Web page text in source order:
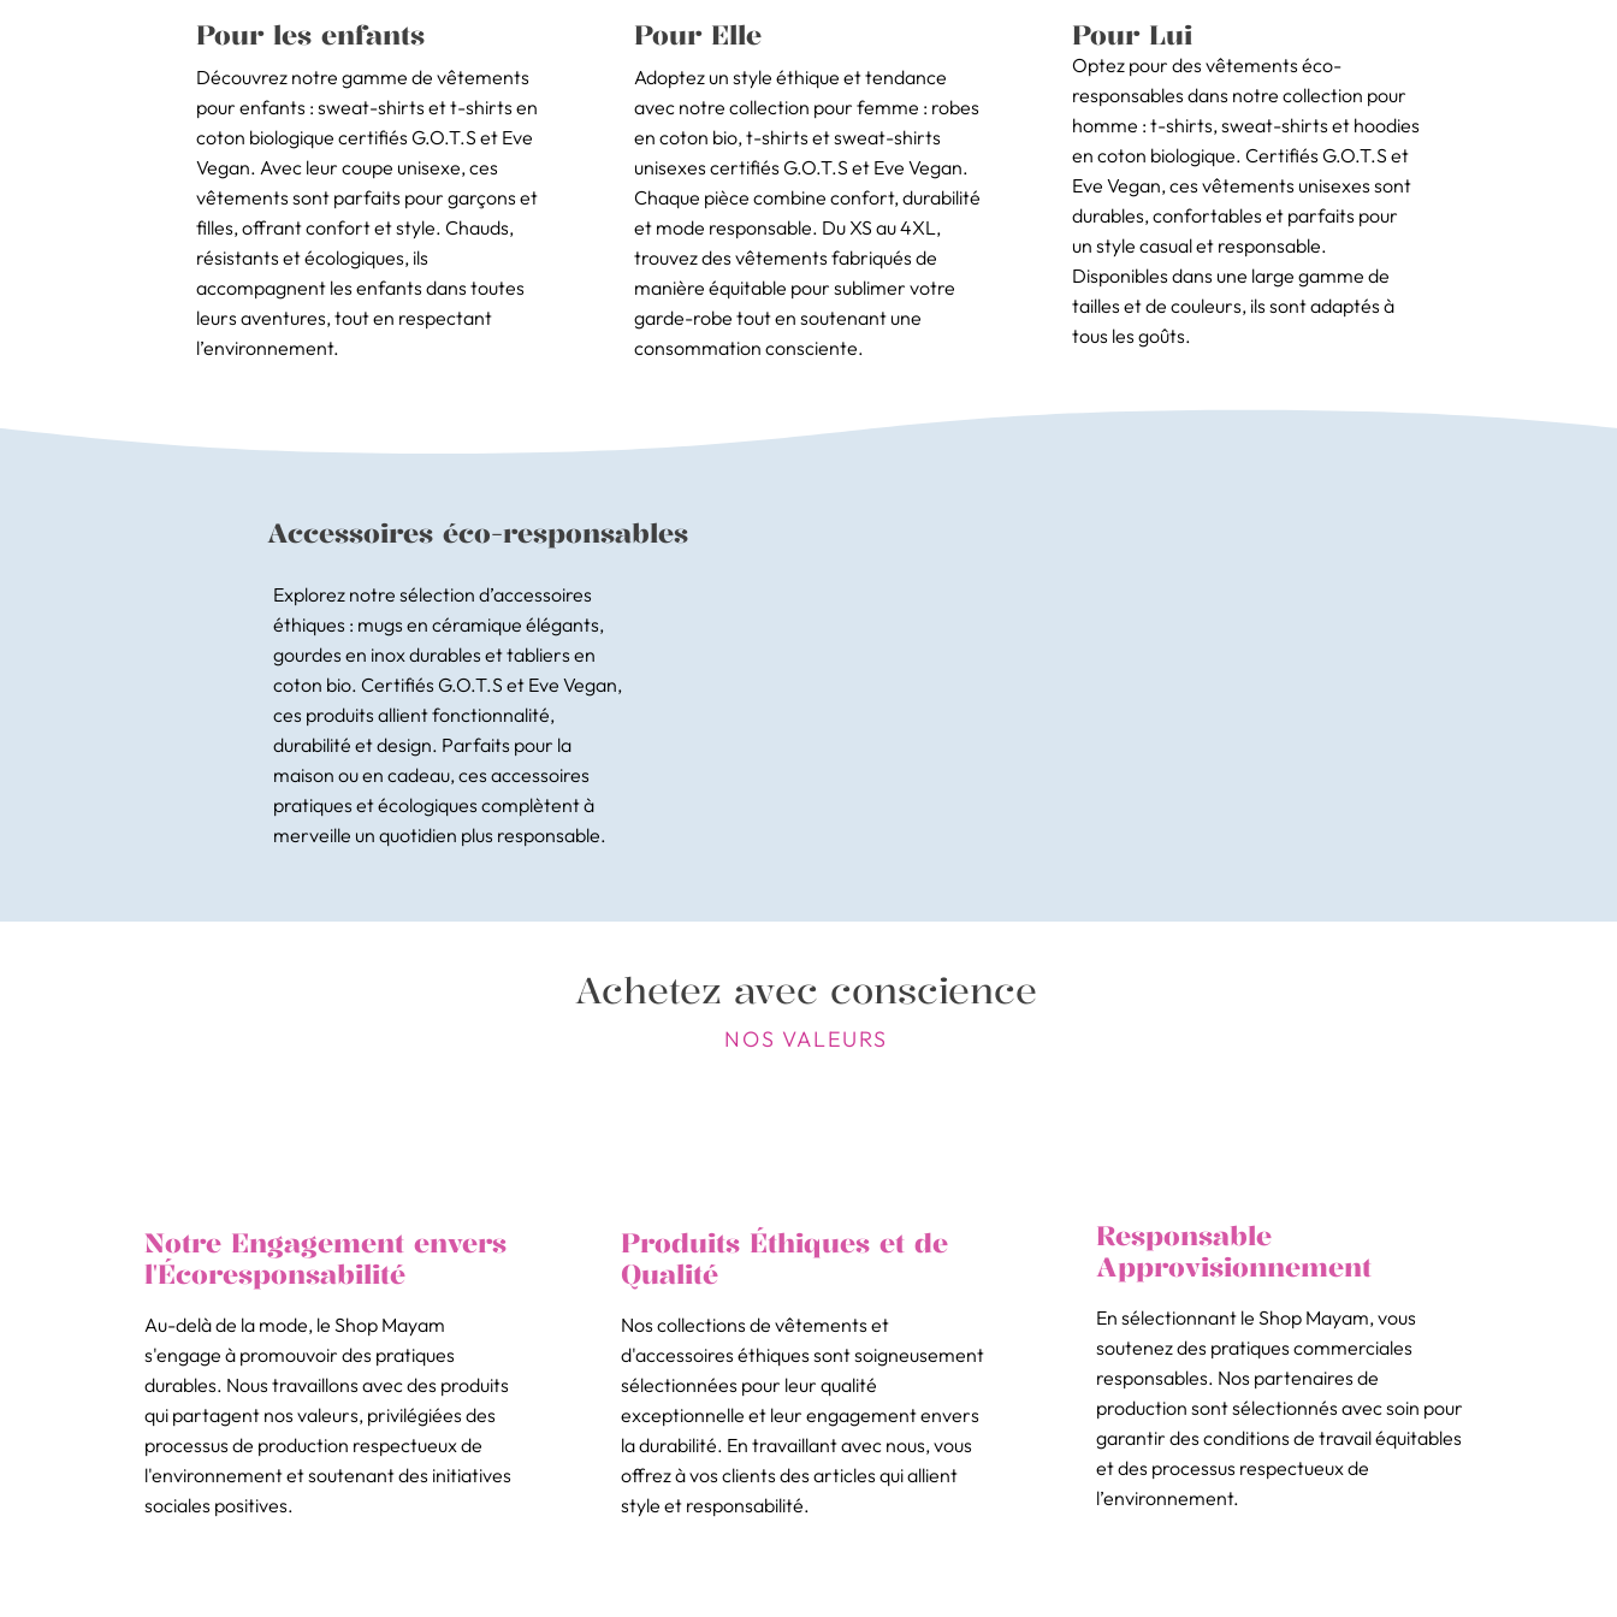
Pour les enfants
Découvrez notre gamme de vêtements
pour enfants : sweat-shirts et t-shirts en
coton biologique certifiés G.O.T.S et Eve
Vegan. Avec leur coupe unisexe, ces
vêtements sont parfaits pour garçons et
filles, offrant confort et style. Chauds,
résistants et écologiques, ils
accompagnent les enfants dans toutes
leurs aventures, tout en respectant
l’environnement.
Pour Elle
Adoptez un style éthique et tendance
avec notre collection pour femme : robes
en coton bio, t-shirts et sweat-shirts
unisexes certifiés G.O.T.S et Eve Vegan.
Chaque pièce combine confort, durabilité
et mode responsable. Du XS au 4XL,
trouvez des vêtements fabriqués de
manière équitable pour sublimer votre
garde-robe tout en soutenant une
consommation consciente.
Pour Lui
Optez pour des vêtements éco-
responsables dans notre collection pour
homme : t-shirts, sweat-shirts et hoodies
en coton biologique. Certifiés G.O.T.S et
Eve Vegan, ces vêtements unisexes sont
durables, confortables et parfaits pour
un style casual et responsable.
Disponibles dans une large gamme de
tailles et de couleurs, ils sont adaptés à
tous les goûts.
Accessoires éco-responsables
Explorez notre sélection d’accessoires
éthiques : mugs en céramique élégants,
gourdes en inox durables et tabliers en
coton bio. Certifiés G.O.T.S et Eve Vegan,
ces produits allient fonctionnalité,
durabilité et design. Parfaits pour la
maison ou en cadeau, ces accessoires
pratiques et écologiques complètent à
merveille un quotidien plus responsable.
Achetez avec conscience
NOS VALEURS
Notre Engagement envers
l'Écoresponsabilité
Au-delà de la mode, le Shop Mayam
s'engage à promouvoir des pratiques
durables. Nous travaillons avec des produits
qui partagent nos valeurs, privilégiées des
processus de production respectueux de
l'environnement et soutenant des initiatives
sociales positives.
Produits Éthiques et de
Qualité
Nos collections de vêtements et
d'accessoires éthiques sont soigneusement
sélectionnées pour leur qualité
exceptionnelle et leur engagement envers
la durabilité. En travaillant avec nous, vous
offrez à vos clients des articles qui allient
style et responsabilité.
Responsable
Approvisionnement
En sélectionnant le Shop Mayam, vous
soutenez des pratiques commerciales
responsables. Nos partenaires de
production sont sélectionnés avec soin pour
garantir des conditions de travail équitables
et des processus respectueux de
l’environnement.